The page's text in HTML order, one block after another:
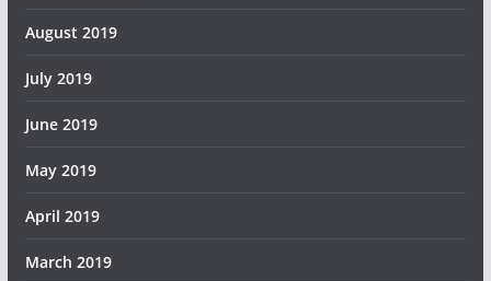
August 2019
July 2019
June 2019
May 2019
April 2019
March 2019